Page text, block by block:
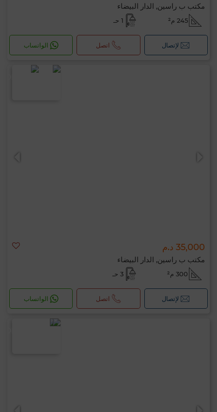
مكتب ب راسين, الدار البيضاء
245 م² 1 حـ
لإتصال اتصل الواتساب
35,000 د.م
مكتب ب راسين, الدار البيضاء
300 م² 3 حـ
لإتصال اتصل الواتساب